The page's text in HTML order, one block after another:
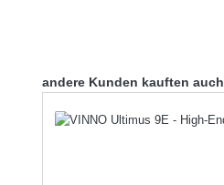
Produktgalerie überspringen
andere Kunden kauften auch